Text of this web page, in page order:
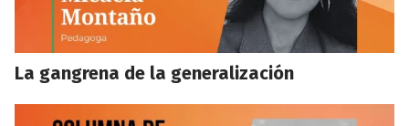
La gangrena de la generalización